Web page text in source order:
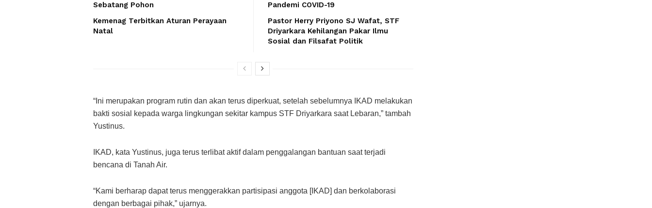
Sebatang Pohon
Kemenag Terbitkan Aturan Perayaan
Natal
Pandemi COVID-19
Pastor Herry Priyono SJ Wafat, STF
Driyarkara Kehilangan Pakar Ilmu
Sosial dan Filsafat Politik
“Ini merupakan program rutin dan akan terus diperkuat, setelah sebelumnya IKAD melakukan
bakti sosial kepada warga lingkungan sekitar kampus STF Driyarkara saat Lebaran,” tambah
Yustinus.
IKAD, kata Yustinus, juga terus terlibat aktif dalam penggalangan bantuan saat terjadi
bencana di Tanah Air.
“Kami berharap dapat terus menggerakkan partisipasi anggota [IKAD] dan berkolaborasi
dengan berbagai pihak,” ujarnya.